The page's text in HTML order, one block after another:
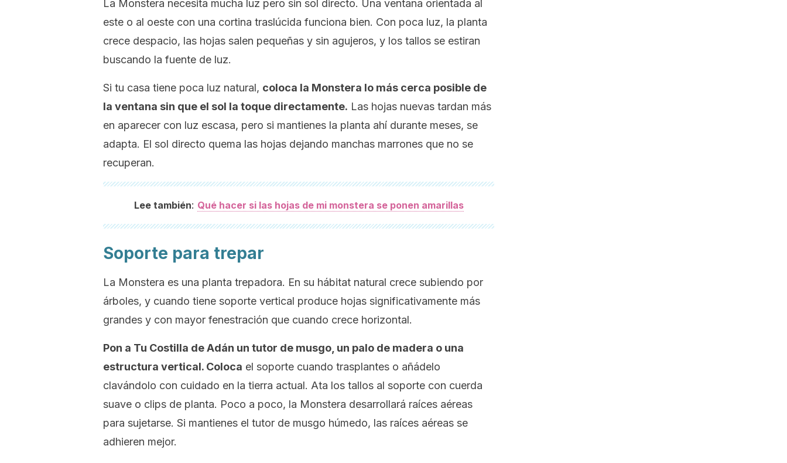
La Monstera necesita mucha luz pero sin sol directo. Una ventana orientada al
este o al oeste con una cortina traslúcida funciona bien. Con poca luz, la planta
crece despacio, las hojas salen pequeñas y sin agujeros, y los tallos se estiran
buscando la fuente de luz.
Si tu casa tiene poca luz natural, coloca la Monstera lo más cerca posible de
la ventana sin que el sol la toque directamente. Las hojas nuevas tardan más
en aparecer con luz escasa, pero si mantienes la planta ahí durante meses, se
adapta. El sol directo quema las hojas dejando manchas marrones que no se
recuperan.
Lee también: Qué hacer si las hojas de mi monstera se ponen amarillas
Soporte para trepar
La Monstera es una planta trepadora. En su hábitat natural crece subiendo por
árboles, y cuando tiene soporte vertical produce hojas significativamente más
grandes y con mayor fenestración que cuando crece horizontal.
Pon a Tu Costilla de Adán un tutor de musgo, un palo de madera o una
estructura vertical. Coloca el soporte cuando trasplantes o añádelo
clavándolo con cuidado en la tierra actual. Ata los tallos al soporte con cuerda
suave o clips de planta. Poco a poco, la Monstera desarrollará raíces aéreas
para sujetarse. Si mantienes el tutor de musgo húmedo, las raíces aéreas se
adhieren mejor.